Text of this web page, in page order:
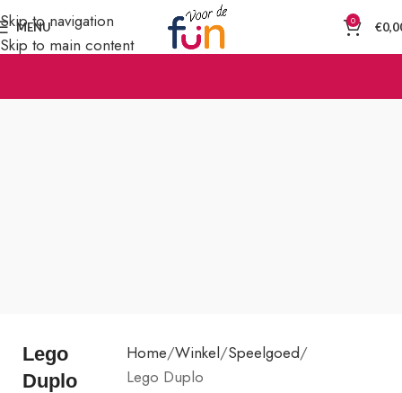
Skip to navigation
Skip to main content
MENU 0 €
Lego
Duplo
Home Winkel Speelgoed
Lego Duplo